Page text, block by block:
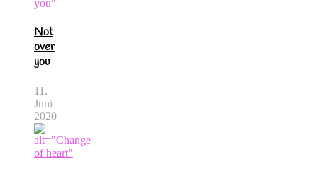
Not
over
you
11.
Juni
2020